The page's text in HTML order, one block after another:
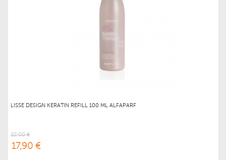
LISSE DESIGN KERATIN REFILL 100 ML ALFAPARF
22,00 €
17,90 €